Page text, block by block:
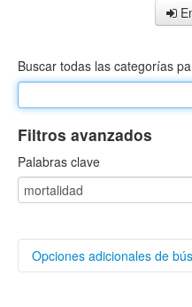
Buscar todas las categorías
Filtros avanzados
Palabras clave
Opciones adicionales de